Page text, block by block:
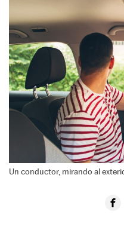
Un conductor, mirando al